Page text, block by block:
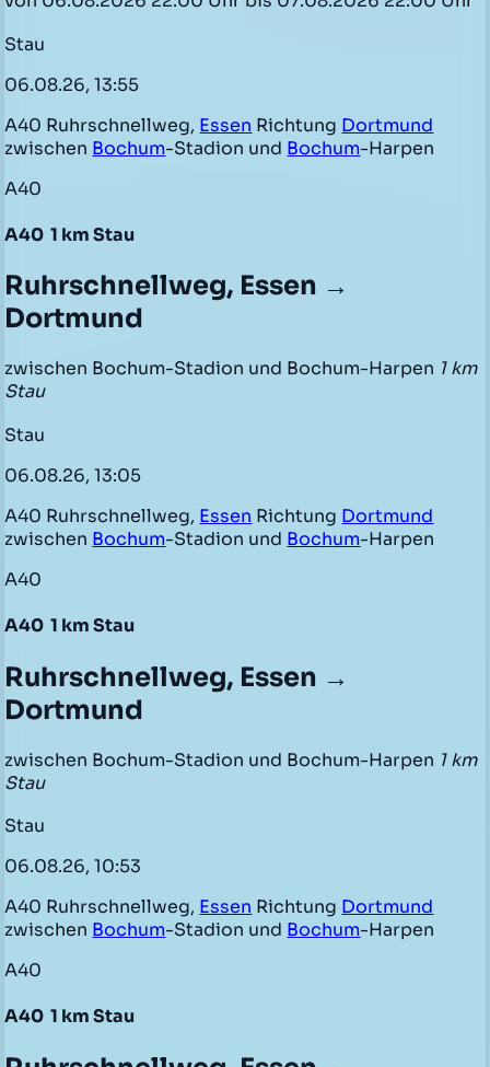
Stau
06.08.26, 13:55
A40 Ruhrschnellweg, Essen Richtung Dortmund
zwischen Bochum-Stadion und Bochum-Harpen
A40
A40 1 km Stau
Ruhrschnellweg, Essen →
Dortmund
zwischen Bochum-Stadion und Bochum-Harpen 1 km
Stau
Stau
06.08.26, 13:05
A40 Ruhrschnellweg, Essen Richtung Dortmund
zwischen Bochum-Stadion und Bochum-Harpen
A40
A40 1 km Stau
Ruhrschnellweg, Essen →
Dortmund
zwischen Bochum-Stadion und Bochum-Harpen 1 km
Stau
Stau
06.08.26, 10:53
A40 Ruhrschnellweg, Essen Richtung Dortmund
zwischen Bochum-Stadion und Bochum-Harpen
A40
A40 1 km Stau